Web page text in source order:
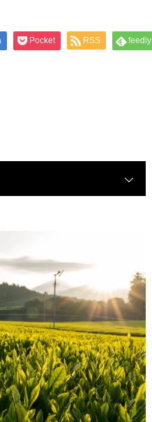
Pocket RSS feedly